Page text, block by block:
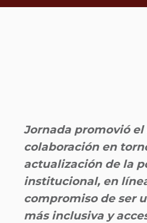
Jornada promovió el
colaboración en
actualización de la
institucional, en
compromiso de ser
más inclusiva y